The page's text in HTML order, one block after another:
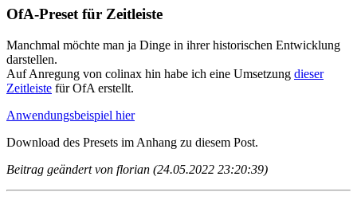
OfA-Preset für Zeitleiste
Manchmal möchte man ja Dinge in ihrer historischen Entwicklung
darstellen.
Auf Anregung von colinax hin habe ich eine Umsetzung dieser
Zeitleiste für OfA erstellt.
Anwendungsbeispiel hier
Download des Presets im Anhang zu diesem Post.
Beitrag geändert von florian (24.05.2022 23:20:39)